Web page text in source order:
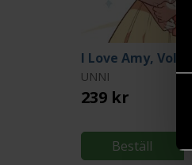
I Love Amy, Vol. 2
UNNI
239 kr
Beställ